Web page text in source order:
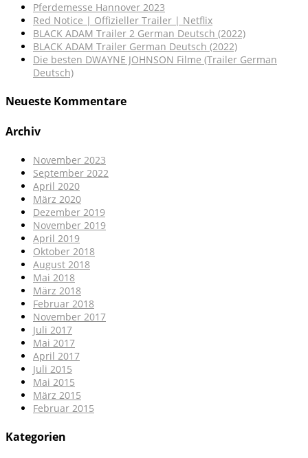
Pferdemesse Hannover 2023
Red Notice | Offizieller Trailer | Netflix
BLACK ADAM Trailer 2 German Deutsch (2022)
BLACK ADAM Trailer German Deutsch (2022)
Die besten DWAYNE JOHNSON Filme (Trailer German
Deutsch)
Neueste Kommentare
Archiv
November 2023
September 2022
April 2020
März 2020
Dezember 2019
November 2019
April 2019
Oktober 2018
August 2018
Mai 2018
März 2018
Februar 2018
November 2017
Juli 2017
Mai 2017
April 2017
Juli 2015
Mai 2015
März 2015
Februar 2015
Kategorien